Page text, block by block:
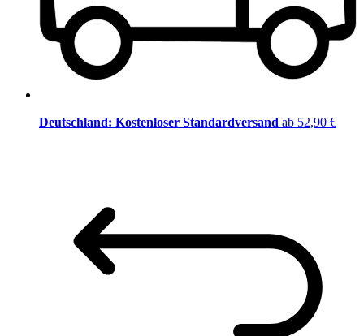
Deutschland: Kostenloser Standardversand ab 52,90 €